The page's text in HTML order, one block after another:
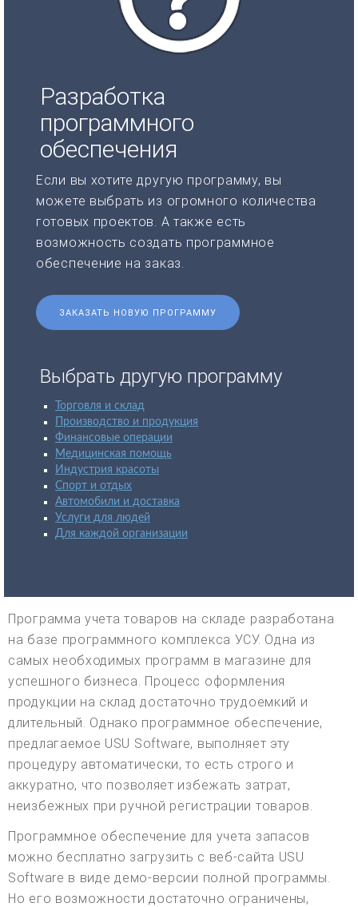
Разработка
программного
обеспечения
Если вы хотите другую программу, вы
можете выбрать из огромного количества
готовых проектов. А также есть
возможность создать программное
обеспечение на заказ.
ЗАКАЗАТЬ НОВУЮ ПРОГРАММУ
Выбрать другую программу
Торговля и склад
Производство и продукция
Финансовые операции
Медицинская помощь
Индустрия красоты
Спорт и отдых
Автомобили и доставка
Услуги для людей
Для каждой организации
Программа учета товаров на складе разработана
на базе программного комплекса УСУ. Одна из
самых необходимых программ в магазине для
успешного бизнеса. Процесс оформления
продукции на склад достаточно трудоемкий и
длительный. Однако программное обеспечение,
предлагаемое USU Software, выполняет эту
процедуру автоматически, то есть строго и
аккуратно, что позволяет избежать затрат,
неизбежных при ручной регистрации товаров.
Программное обеспечение для учета запасов
можно бесплатно загрузить с веб-сайта USU
Software в виде демо-версии полной программы.
Но его возможности достаточно ограничены,